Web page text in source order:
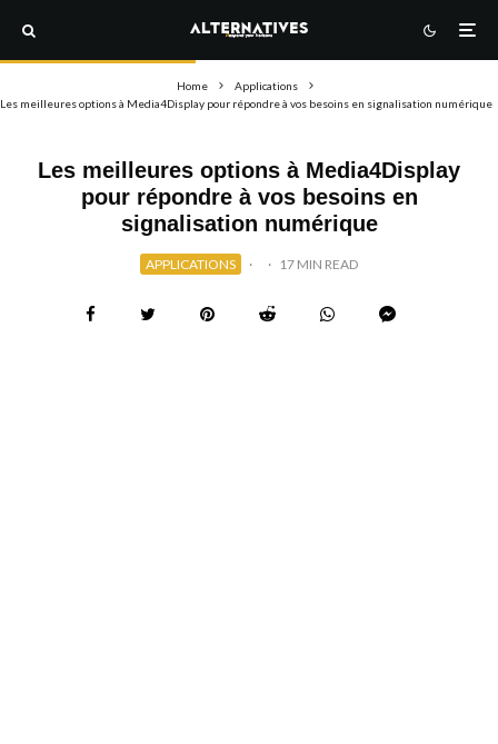
Home
Applications
Les meilleures options à Media4Display pour répondre à vos besoins en signalisation numérique
Les meilleures options à Media4Display
pour répondre à vos besoins en
signalisation numérique
APPLICATIONS · · 17 MIN READ